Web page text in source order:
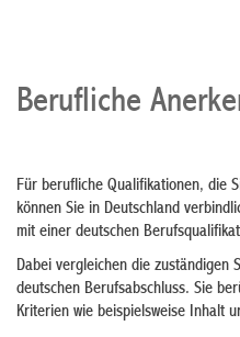
Berufliche
Für berufliche Qualifikationen, die
können Sie in Deutschland
mit einer deutschen
Dabei vergleichen die zuständigen
deutschen Berufsabschluss. Sie
Kriterien wie beispielsweise Inhalt